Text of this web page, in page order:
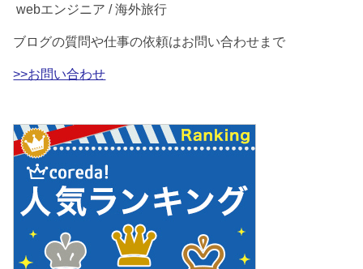
webエンジニア / 海外旅行
ブログの質問や仕事の依頼はお問い合わせまで
>>お問い合わせ